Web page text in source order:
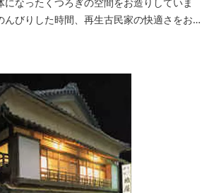
びりした時間、再生古民家の快適さをお楽
アウト 》 10：00まで 【御利用
貸し（定員５名） 一...